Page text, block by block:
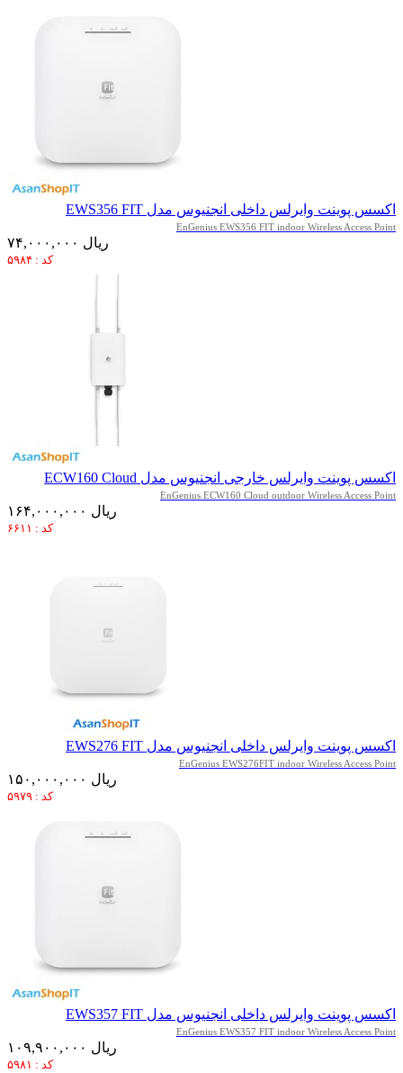
اکسس پوینت وایرلس داخلی انجنیوس مدل EWS356 FIT
EnGenius EWS356 FIT indoor Wireless Access Point
۷۴,۰۰۰,۰۰۰ ریال
کد : ۵۹۸۴
اکسس پوینت وایرلس خارجی انجنیوس مدل ECW160 Cloud
EnGenius ECW160 Cloud outdoor Wireless Access Point
۱۶۴,۰۰۰,۰۰۰ ریال
کد : ۶۶۱۱
اکسس پوینت وایرلس داخلی انجنیوس مدل EWS276 FIT
EnGenius EWS276FIT indoor Wireless Access Point
۱۵۰,۰۰۰,۰۰۰ ریال
کد : ۵۹۷۹
اکسس پوینت وایرلس داخلی انجنیوس مدل EWS357 FIT
EnGenius EWS357 FIT indoor Wireless Access Point
۱۰۹,۹۰۰,۰۰۰ ریال
کد : ۵۹۸۱